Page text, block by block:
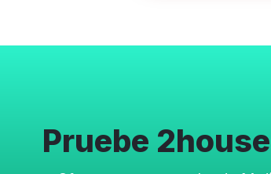
Pruebe